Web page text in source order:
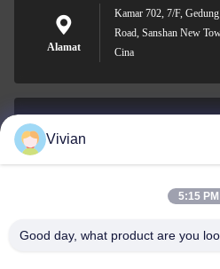
Alamat
Kamar 702, 7/F,
Road, Sanshan New
Cina
0086-158-1879-0524
Vivian
5:15 PM
Good day, what product are you